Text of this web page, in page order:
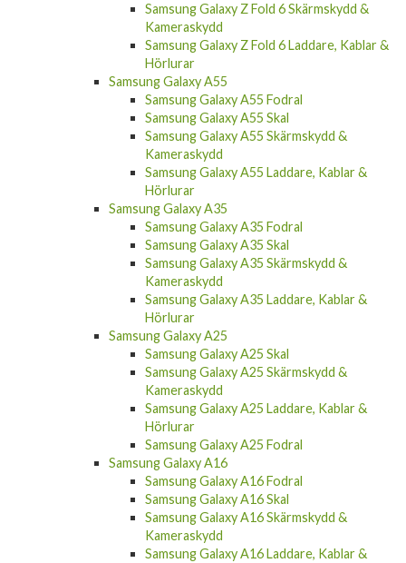
Samsung Galaxy Z Fold 6 Skärmskydd &
Kameraskydd
Samsung Galaxy Z Fold 6 Laddare, Kablar &
Hörlurar
Samsung Galaxy A55
Samsung Galaxy A55 Fodral
Samsung Galaxy A55 Skal
Samsung Galaxy A55 Skärmskydd &
Kameraskydd
Samsung Galaxy A55 Laddare, Kablar &
Hörlurar
Samsung Galaxy A35
Samsung Galaxy A35 Fodral
Samsung Galaxy A35 Skal
Samsung Galaxy A35 Skärmskydd &
Kameraskydd
Samsung Galaxy A35 Laddare, Kablar &
Hörlurar
Samsung Galaxy A25
Samsung Galaxy A25 Skal
Samsung Galaxy A25 Skärmskydd &
Kameraskydd
Samsung Galaxy A25 Laddare, Kablar &
Hörlurar
Samsung Galaxy A25 Fodral
Samsung Galaxy A16
Samsung Galaxy A16 Fodral
Samsung Galaxy A16 Skal
Samsung Galaxy A16 Skärmskydd &
Kameraskydd
Samsung Galaxy A16 Laddare, Kablar &